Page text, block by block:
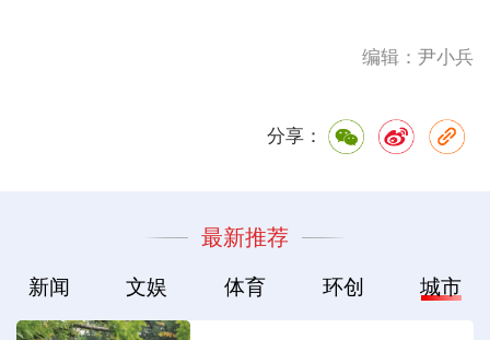
编辑：尹小兵
分享：
最新推荐
新闻 文娱 体育 环创 城市